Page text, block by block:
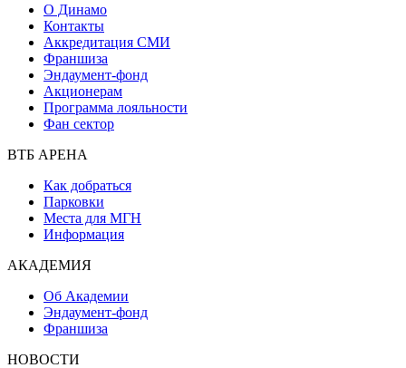
О Динамо
Контакты
Аккредитация СМИ
Франшиза
Эндаумент-фонд
Акционерам
Программа лояльности
Фан сектор
ВТБ АРЕНА
Как добраться
Парковки
Места для МГН
Информация
АКАДЕМИЯ
Об Академии
Эндаумент-фонд
Франшиза
НОВОСТИ